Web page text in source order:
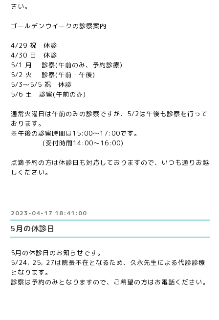
さい。
ゴールデンウイークの診察案内
4/29 祝 休診
4/30 日 休診
5/1 月 診察(午前のみ、予約診療)
5/2 火 診察(午前・午後)
5/3〜5/5 祝 休診
5/6 土 診察(午前のみ)
通常火曜日は午前のみの診察ですが、5/2は午後も診察を行って
おります。
※午後の診察時間は15:00〜17:00です。
(受付時間14:00〜16:00)
点滴予約の方は休診日も対応しておりますので、いつも通りお越
しください。
2023-04-17 18:41:00
5月の休診日
5月の休診日のお知らせです。
5/24, 25, 27は院長不在となるため、久永先生による代診診療
となります。
診察は予約のみとなりますので、ご希望の方はお電話ください。